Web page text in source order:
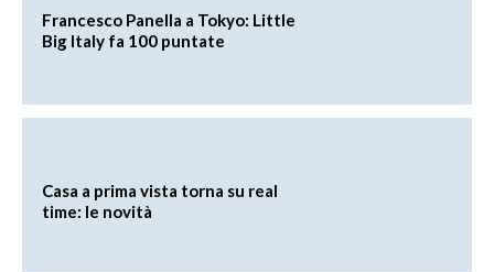
Francesco Panella a Tokyo: Little
Big Italy fa 100 puntate
Casa a prima vista torna su real
time: le novità